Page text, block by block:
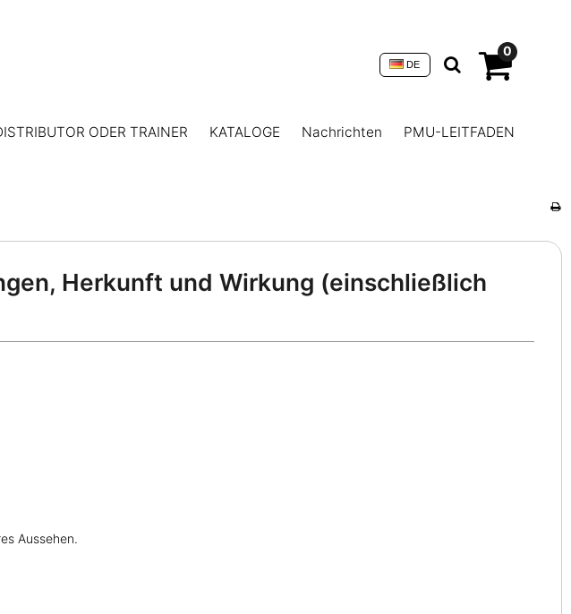
0
DE
ODER TRAINER KATALOGE Nachrichten
PMU-LEITFADEN
Herkunft und Wirkung (einschließlich
Aussehen.